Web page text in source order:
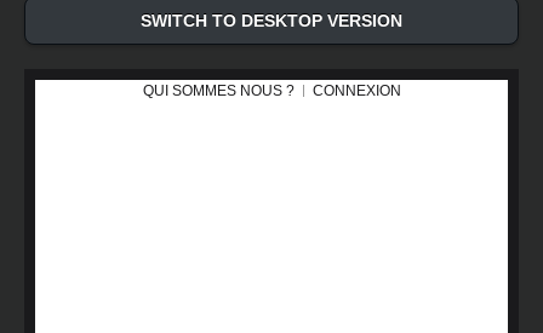
SWITCH TO DESKTOP VERSION
QUI SOMMES NOUS ? CONNEXION